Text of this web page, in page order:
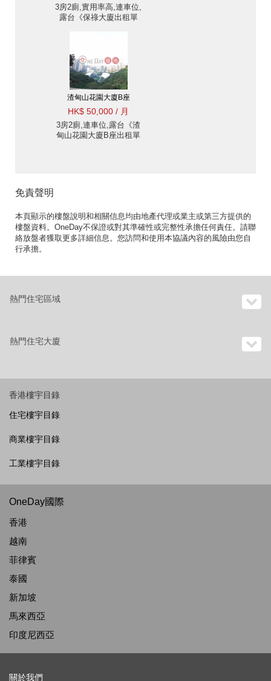
3房2廁,實用率高,連車位,
露台《保祿大廈出租單
渣甸山花園大廈B座
HK$ 50,000 / 月
3房2廁,連車位,露台《渣
甸山花園大廈B座出租單
免責聲明
本頁顯示的樓盤說明和相關信息均由地產代理或業主或第三方提供的
樓盤資料。OneDay不保證或對其準確性或完整性承擔任何責任。請聯
絡放盤者獲取更多詳細信息。您訪問和使用本協議內容的風險由您自
行承擔。
熱門住宅區域
熱門住宅大廈
香港樓宇目錄
住宅樓宇目錄
商業樓宇目錄
工業樓宇目錄
OneDay國際
香港
越南
菲律賓
泰國
新加坡
馬來西亞
印度尼西亞
關於我們